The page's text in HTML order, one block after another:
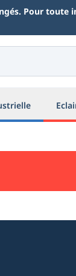
Pour